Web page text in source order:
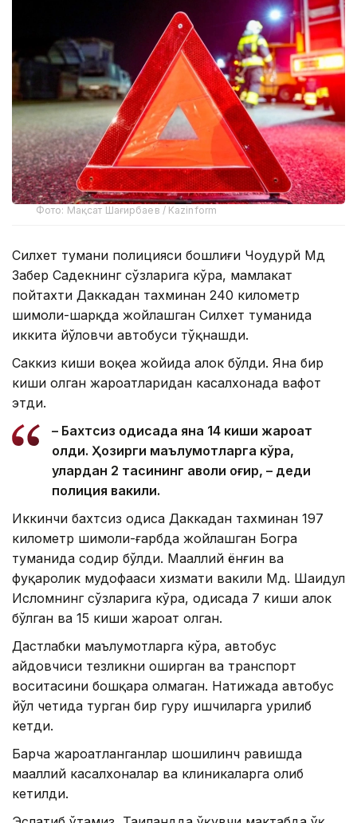
Фото: Мақсат Шағирбаев / Kazinform
Силхет тумани полицияси бошлиғи Чоудҳурй Мд
Забер Садекнинг сўзларига кўра, мамлакат
пойтахти Даккадан тахминан 240 километр
шимоли-шарқда жойлашган Силхет туманида
иккита йўловчи автобуси тўқнашди.
Саккиз киши воқеа жойида ҳалок бўлди. Яна бир
киши олган жароҳатларидан касалхонада вафот
этди.
– Бахтсиз ҳодисада яна 14 киши жароҳат
олди. Ҳозирги маълумотларга кўра,
улардан 2 тасининг аҳволи оғир, – деди
полиция вакили.
Иккинчи бахтсиз ҳодиса Даккадан тахминан 197
километр шимоли-ғарбда жойлашган Богра
туманида содир бўлди. Маҳаллий ёнғин ва
фуқаролик мудофааси хизмати вакили Мд. Шаҳидул
Исломнинг сўзларига кўра, ҳодисада 7 киши ҳалок
бўлган ва 15 киши жароҳат олган.
Дастлабки маълумотларга кўра, автобус
ҳайдовчиси тезликни оширган ва транспорт
воситасини бошқара олмаган. Натижада автобус
йўл четида турган бир гуруҳ ишчиларга урилиб
кетди.
Барча жароҳатланганлар шошилинч равишда
маҳаллий касалхоналар ва клиникаларга олиб
кетилди.